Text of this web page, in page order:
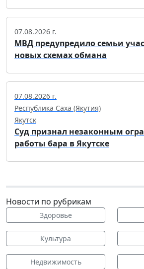
07.08.2026 г.
МВД предупредило семьи
новых схемах обмана
07.08.2026 г.
Республика Саха (Якутия)
Якутск
Суд признал незаконным
работы бара в Якутске
Новости по рубрикам
Здоровье
Культура
Недвижимость